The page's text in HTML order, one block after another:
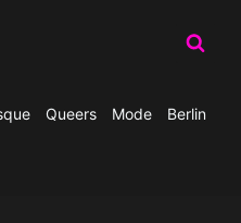
Queers Mode Berlin